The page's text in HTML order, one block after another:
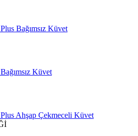
Bağımsız Küvet
Küvet
Ahşap Çekmeceli Küvet